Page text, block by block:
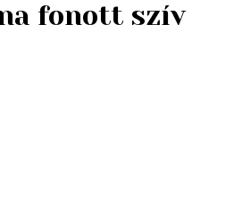
fonott szív